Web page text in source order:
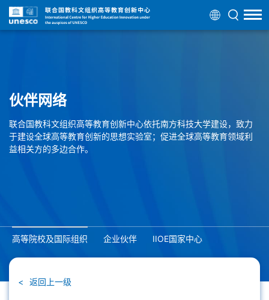
伙伴网络
联合国教科文组织高等教育创新中心依托南方科技大学建设，致力
于建设全球高等教育创新的思想实验室；促进全球高等教育领域利
益相关方的多边合作。
高等院校及国际组织 企业伙伴 IIOE国家中心
返回上一级